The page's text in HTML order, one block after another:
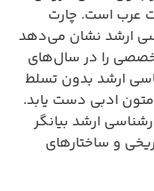
عرب است. چارت
ارشد نشان می‌دهد
را در سال‌های
ارشد بدون تسلط
ادبی دست یابد.
ارشد بیانگر
و ساختارهای